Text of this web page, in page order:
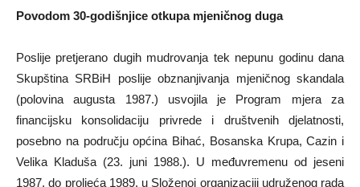
Povodom 30-godišnjice otkupa mjeničnog duga
Poslije pretjerano dugih mudrovanja tek nepunu godinu dana
Skupština SRBiH poslije obznanjivanja mjeničnog skandala
(polovina augusta 1987.) usvojila je Program mjera za
financijsku konsolidaciju privrede i društvenih djelatnosti,
posebno na području općina Bihać, Bosanska Krupa, Cazin i
Velika Kladuša (23. juni 1988.). U međuvremenu od jeseni
1987. do proljeća 1989. u Složenoj organizaciji udruženog rada